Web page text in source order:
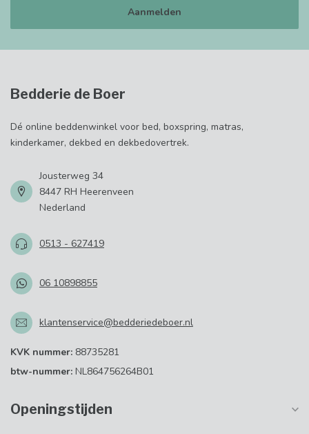
Aanmelden
Bedderie de Boer
Dé online beddenwinkel voor bed, boxspring, matras,
kinderkamer, dekbed en dekbedovertrek.
Jousterweg 34
8447 RH Heerenveen
Nederland
0513 - 627419
06 10898855
klantenservice@bedderiedeboer.nl
KVK nummer: 88735281
btw-nummer: NL864756264B01
Openingstijden